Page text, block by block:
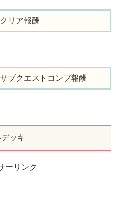
リア報酬
ブクエストコンプ報酬
ッキ
ーリンク